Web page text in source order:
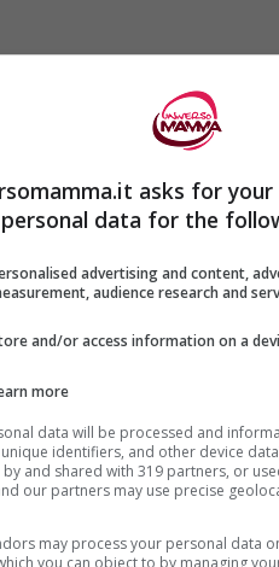
comeGianmatteo.
asks for
data for the
advertising and content,
audience research and
and/or access information on a
more
data will be processed and
identifiers, and other device
by and shared with 319 partners, or
our partners may use precise
may process your personal data
you can object to by managing